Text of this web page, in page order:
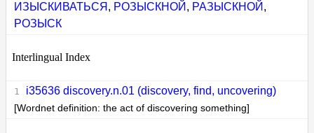
ИЗЫСКИВАТЬСЯ , РОЗЫСКНОЙ , РАЗЫСКНОЙ ,
РОЗЫСК
Interlingual Index
i35636 discovery.n.01 (discovery, find, uncovering)
[Wordnet definition: the act of discovering something]